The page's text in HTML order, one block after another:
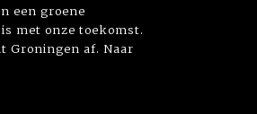
een groene
met onze toekomst.
Groningen af. Naar